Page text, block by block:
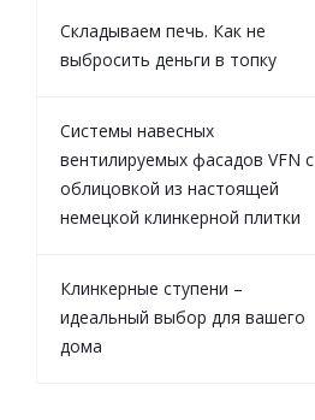
Складываем печь. Как не
выбросить деньги в топку
Системы навесных
вентилируемых фасадов VFN с
облицовкой из настоящей
немецкой клинкерной плитки
Клинкерные ступени –
идеальный выбор для вашего
дома